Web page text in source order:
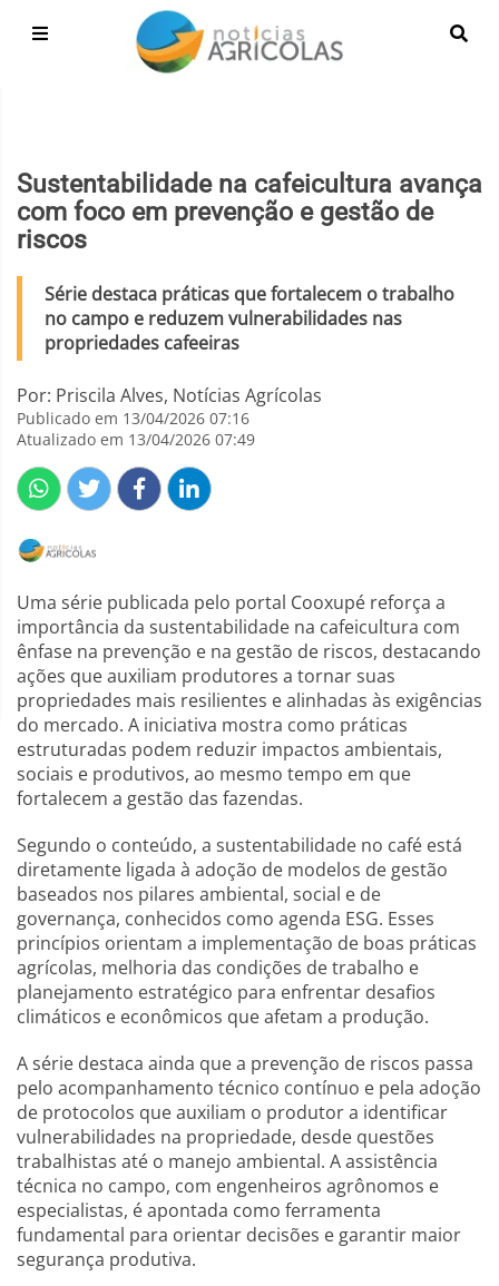
Sustentabilidade na cafeicultura avança
com foco em prevenção e gestão de
riscos
Série destaca práticas que fortalecem o trabalho
no campo e reduzem vulnerabilidades nas
propriedades cafeeiras
Por: Priscila Alves, Notícias Agrícolas
Publicado em 13/04/2026 07:16
Atualizado em 13/04/2026 07:49
Uma série publicada pelo portal Cooxupé reforça a
importância da sustentabilidade na cafeicultura com
ênfase na prevenção e na gestão de riscos, destacando
ações que auxiliam produtores a tornar suas
propriedades mais resilientes e alinhadas às exigências
do mercado. A iniciativa mostra como práticas
estruturadas podem reduzir impactos ambientais,
sociais e produtivos, ao mesmo tempo em que
fortalecem a gestão das fazendas.
Segundo o conteúdo, a sustentabilidade no café está
diretamente ligada à adoção de modelos de gestão
baseados nos pilares ambiental, social e de
governança, conhecidos como agenda ESG. Esses
princípios orientam a implementação de boas práticas
agrícolas, melhoria das condições de trabalho e
planejamento estratégico para enfrentar desafios
climáticos e econômicos que afetam a produção.
A série destaca ainda que a prevenção de riscos passa
pelo acompanhamento técnico contínuo e pela adoção
de protocolos que auxiliam o produtor a identificar
vulnerabilidades na propriedade, desde questões
trabalhistas até o manejo ambiental. A assistência
técnica no campo, com engenheiros agrônomos e
especialistas, é apontada como ferramenta
fundamental para orientar decisões e garantir maior
segurança produtiva.